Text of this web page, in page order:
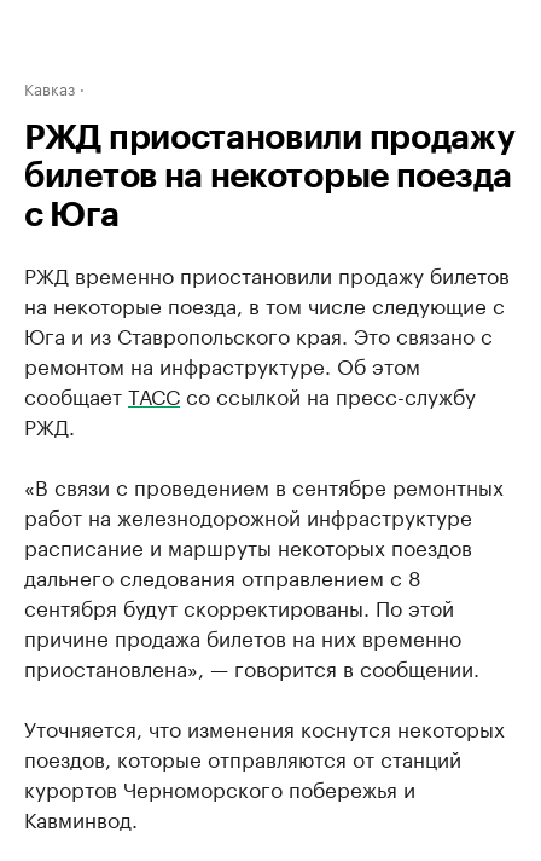
Кавказ
РЖД приостановили продажу
билетов на некоторые поезда
с Юга
РЖД временно приостановили продажу билетов
на некоторые поезда, в том числе следующие с
Юга и из Ставропольского края. Это связано с
ремонтом на инфраструктуре. Об этом
сообщаетТАССсо ссылкой на пресс-службу
РЖД.
«В связи с проведением в сентябре ремонтных
работ на железнодорожной инфраструктуре
расписание и маршруты некоторых поездов
дальнего следования отправлением с 8
сентября будут скорректированы. По этой
причине продажа билетов на них временно
приостановлена», — говорится в сообщении.
Уточняется, что изменения коснутся некоторых
поездов, которые отправляются от станций
курортов Черноморского побережья и
Кавминвод.